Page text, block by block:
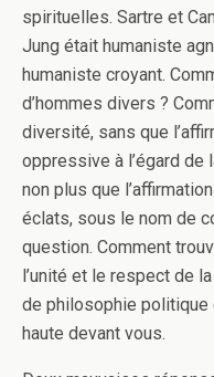
spirituelles. Sartre et
Jung était humaniste
humaniste croyant.
d’hommes divers ?
diversité, sans que
oppressive à l’égard de
non plus que
éclats, sous le nom de
question. Comment
l’unité et le respect de
de philosophie politique
haute devant vous.